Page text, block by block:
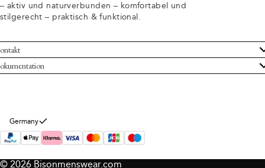
– aktiv und naturverbunden – komfortabel und
stilgerecht – praktisch & funktional.
Bison
Geschäftsbedingungen
Informationen
Germany
© 2026 Bisonmenswear.com